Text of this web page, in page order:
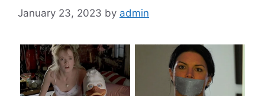
January 23, 2023 by admin